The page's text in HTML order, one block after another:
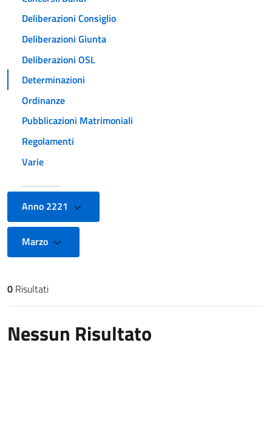
Deliberazioni Consiglio
Deliberazioni Giunta
Deliberazioni OSL
Determinazioni
Ordinanze
Pubblicazioni Matrimoniali
Regolamenti
Varie
Anno 2221
Marzo
Risultati di ricerca
0 Risultati
Nessun Risultato